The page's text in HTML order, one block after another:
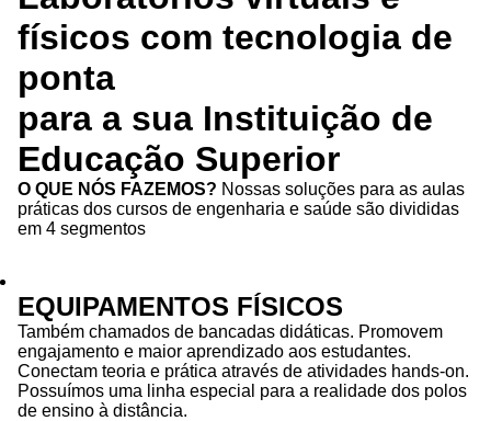
físicos com tecnologia de
ponta
para a sua Instituição de
Educação Superior
O QUE NÓS FAZEMOS? Nossas soluções para as aulas
práticas dos cursos de engenharia e saúde são divididas
em 4 segmentos
EQUIPAMENTOS FÍSICOS
Também chamados de bancadas didáticas. Promovem
engajamento e maior aprendizado aos estudantes.
Conectam teoria e prática através de atividades hands-on.
Possuímos uma linha especial para a realidade dos polos
de ensino à distância.